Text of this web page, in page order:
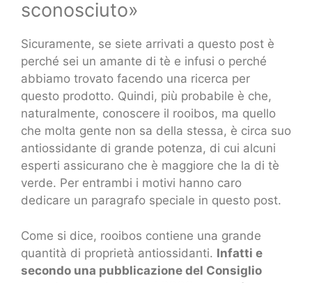
sconosciuto»
Sicuramente, se siete arrivati a questo post è
perché sei un amante di tè e infusi o perché
abbiamo trovato facendo una ricerca per
questo prodotto. Quindi, più probabile è che,
naturalmente, conoscere il rooibos, ma quello
che molta gente non sa della stessa, è circa suo
antiossidante di grande potenza, di cui alcuni
esperti assicurano che è maggiore che la di tè
verde. Per entrambi i motivi hanno caro
dedicare un paragrafo speciale in questo post.
Come si dice, rooibos contiene una grande
quantità di proprietà antiossidanti. Infatti e
secondo una pubblicazione del Consiglio